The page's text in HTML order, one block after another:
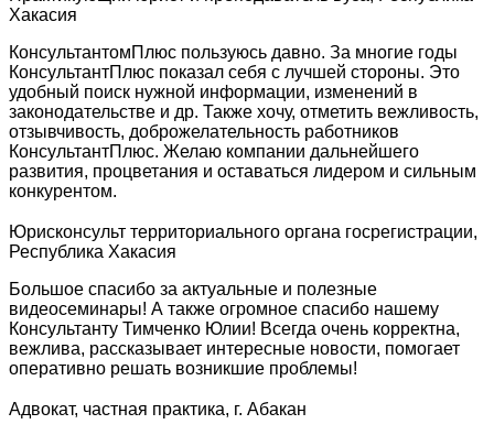
Хакасия
КонсультантомПлюс пользуюсь давно. За многие годы
КонсультантПлюс показал себя с лучшей стороны. Это
удобный поиск нужной информации, изменений в
законодательстве и др. Также хочу, отметить вежливость,
отзывчивость, доброжелательность работников
КонсультантПлюс. Желаю компании дальнейшего
развития, процветания и оставаться лидером и сильным
конкурентом.
Юрисконсульт территориального органа госрегистрации,
Республика Хакасия
Большое спасибо за актуальные и полезные
видеосеминары! А также огромное спасибо нашему
Консультанту Тимченко Юлии! Всегда очень корректна,
вежлива, рассказывает интересные новости, помогает
оперативно решать возникшие проблемы!
Адвокат, частная практика, г. Абакан